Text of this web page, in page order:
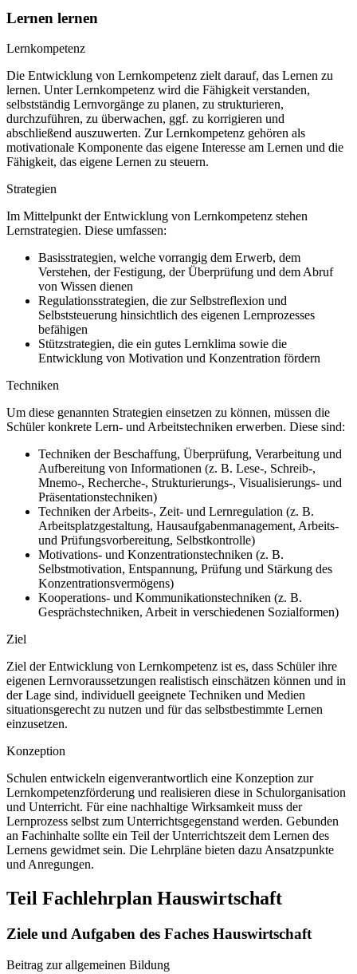
Lernen lernen
Lernkompetenz
Die Entwicklung von Lernkompetenz zielt darauf, das Lernen zu
lernen. Unter Lernkompetenz wird die Fähigkeit verstanden,
selbstständig Lernvorgänge zu planen, zu strukturieren,
durchzuführen, zu überwachen, ggf. zu korrigieren und
abschließend auszuwerten. Zur Lernkompetenz gehören als
motivationale Komponente das eigene Interesse am Lernen und die
Fähigkeit, das eigene Lernen zu steuern.
Strategien
Im Mittelpunkt der Entwicklung von Lernkompetenz stehen
Lernstrategien. Diese umfassen:
Basisstrategien, welche vorrangig dem Erwerb, dem
Verstehen, der Festigung, der Überprüfung und dem Abruf
von Wissen dienen
Regulationsstrategien, die zur Selbstreflexion und
Selbststeuerung hinsichtlich des eigenen Lernprozesses
befähigen
Stützstrategien, die ein gutes Lernklima sowie die
Entwicklung von Motivation und Konzentration fördern
Techniken
Um diese genannten Strategien einsetzen zu können, müssen die
Schüler konkrete Lern- und Arbeitstechniken erwerben. Diese sind:
Techniken der Beschaffung, Überprüfung, Verarbeitung und
Aufbereitung von Informationen (z. B. Lese-, Schreib-,
Mnemo-, Recherche-, Strukturierungs-, Visualisierungs- und
Präsentationstechniken)
Techniken der Arbeits-, Zeit- und Lernregulation (z. B.
Arbeitsplatzgestaltung, Hausaufgabenmanagement, Arbeits-
und Prüfungsvorbereitung, Selbstkontrolle)
Motivations- und Konzentrationstechniken (z. B.
Selbstmotivation, Entspannung, Prüfung und Stärkung des
Konzentrationsvermögens)
Kooperations- und Kommunikationstechniken (z. B.
Gesprächstechniken, Arbeit in verschiedenen Sozialformen)
Ziel
Ziel der Entwicklung von Lernkompetenz ist es, dass Schüler ihre
eigenen Lernvoraussetzungen realistisch einschätzen können und in
der Lage sind, individuell geeignete Techniken und Medien
situationsgerecht zu nutzen und für das selbstbestimmte Lernen
einzusetzen.
Konzeption
Schulen entwickeln eigenverantwortlich eine Konzeption zur
Lernkompetenzförderung und realisieren diese in Schulorganisation
und Unterricht. Für eine nachhaltige Wirksamkeit muss der
Lernprozess selbst zum Unterrichtsgegenstand werden. Gebunden
an Fachinhalte sollte ein Teil der Unterrichtszeit dem Lernen des
Lernens gewidmet sein. Die Lehrpläne bieten dazu Ansatzpunkte
und Anregungen.
Teil Fachlehrplan Hauswirtschaft
Ziele und Aufgaben des Faches Hauswirtschaft
Beitrag zur allgemeinen Bildung